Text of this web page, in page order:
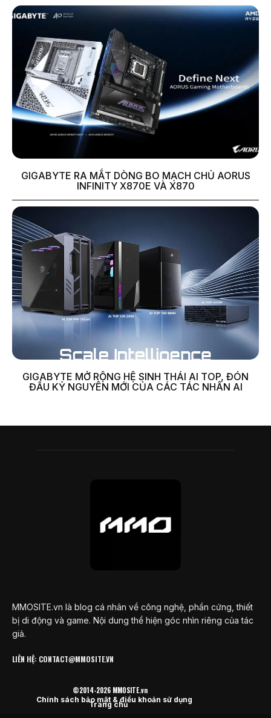
GIGABYTE RA MẮT DÒNG BO MẠCH CHỦ AORUS
INFINITY X870E VÀ X870
GIGABYTE MỞ RỘNG HỆ SINH THÁI AI TOP, ĐÓN
ĐẦU KỶ NGUYÊN MỚI CỦA CÁC TÁC NHÂN AI
MMOSITE.vn là blog cá nhân về công nghệ, phần cứng, thiết
bị di động và game. Nội dung thể hiện góc nhìn riêng của tác
giả.
LIÊN HỆ: CONTACT@MMOSITE.VN
Trang chủ
Chính sách bảo mật & điều khoản sử dụng
©2014-2026 MMOSITE.vn